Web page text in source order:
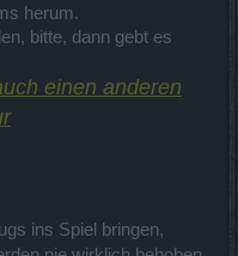
herum.
bitte, dann gebt es
einen anderen
ins Spiel bringen,